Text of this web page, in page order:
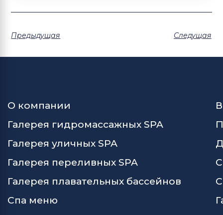
Предыдущая Следущая
О компании
Галерея гидромассажных SPA
Галерея уличных SPA
Галерея переливных SPA
Галерея плавательных бассейнов
Спа меню